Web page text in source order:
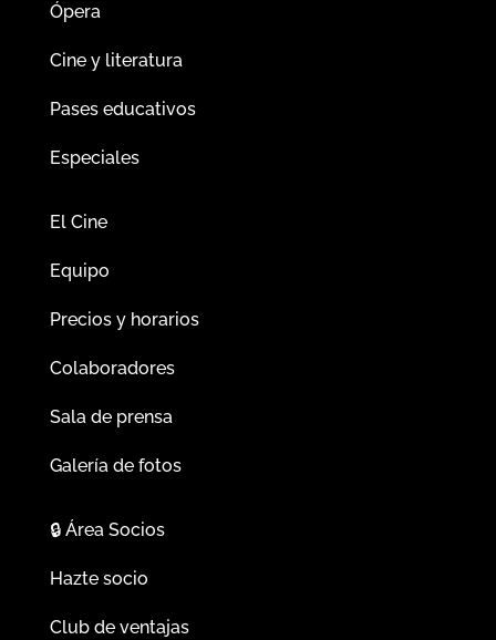
Ópera
Cine y literatura
Pases educativos
Especiales
El Cine
Equipo
Precios y horarios
Colaboradores
Sala de prensa
Galería de fotos
🔒Área Socios
Hazte socio
Club de ventajas